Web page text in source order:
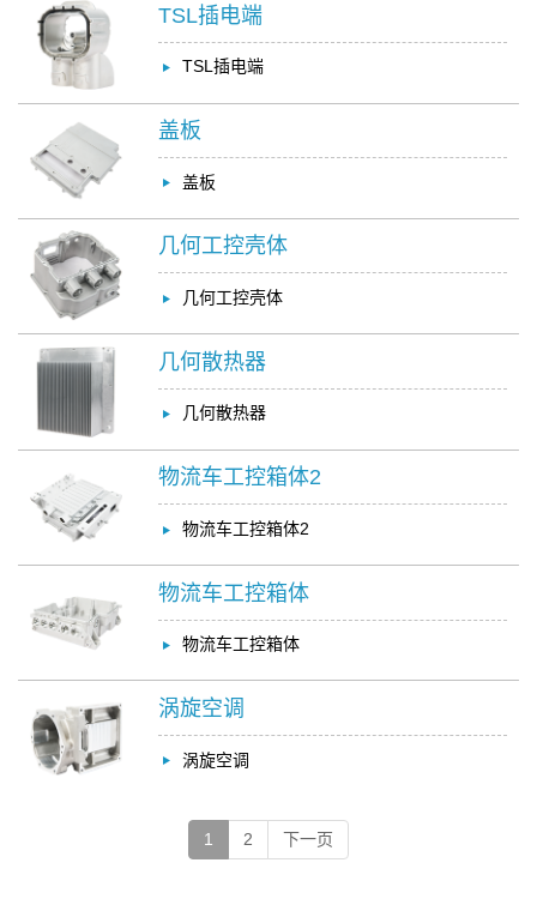
TSL插电端
TSL插电端
盖板
盖板
几何工控壳体
几何工控壳体
几何散热器
几何散热器
物流车工控箱体2
物流车工控箱体2
物流车工控箱体
物流车工控箱体
涡旋空调
涡旋空调
1 2 下一页